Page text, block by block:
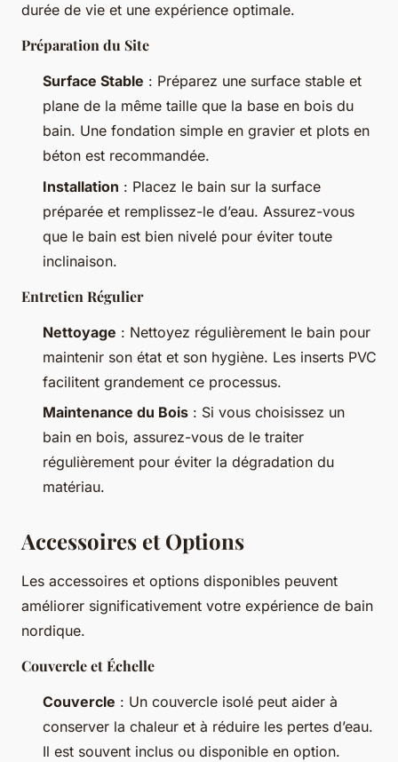
durée de vie et une expérience optimale.
Préparation du Site
Surface Stable : Préparez une surface stable et
plane de la même taille que la base en bois du
bain. Une fondation simple en gravier et plots en
béton est recommandée.
Installation : Placez le bain sur la surface
préparée et remplissez-le d’eau. Assurez-vous
que le bain est bien nivelé pour éviter toute
inclinaison.
Entretien Régulier
Nettoyage : Nettoyez régulièrement le bain pour
maintenir son état et son hygiène. Les inserts PVC
facilitent grandement ce processus.
Maintenance du Bois : Si vous choisissez un
bain en bois, assurez-vous de le traiter
régulièrement pour éviter la dégradation du
matériau.
Accessoires et Options
Les accessoires et options disponibles peuvent
améliorer significativement votre expérience de bain
nordique.
Couvercle et Échelle
Couvercle : Un couvercle isolé peut aider à
conserver la chaleur et à réduire les pertes d’eau.
Il est souvent inclus ou disponible en option.